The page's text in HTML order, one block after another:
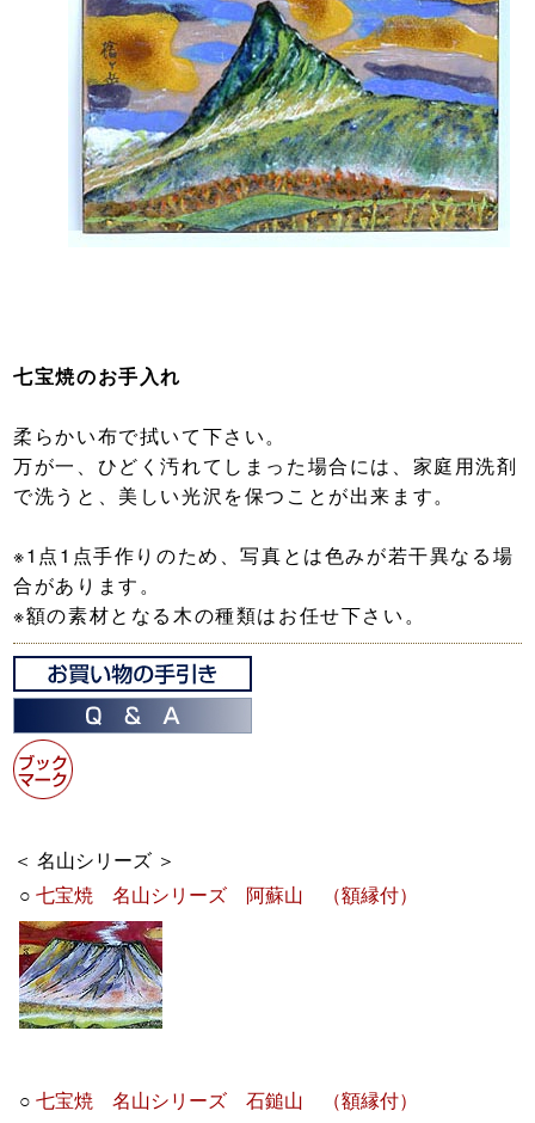
七宝焼のお手入れ
柔らかい布で拭いて下さい。
万が一、ひどく汚れてしまった場合には、家庭用洗剤
で洗うと、美しい光沢を保つことが出来ます。
※1点1点手作りのため、写真とは色みが若干異なる場
合があります。
※額の素材となる木の種類はお任せ下さい。
＜ 名山シリーズ ＞
○七宝焼 名山シリーズ 阿蘇山 （額縁付）
○七宝焼 名山シリーズ 石鎚山 （額縁付）